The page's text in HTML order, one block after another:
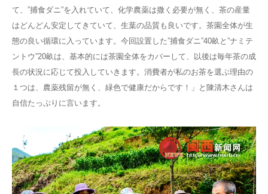
て、”捕食ダニ”を入れていて、化学農薬は撒く必要が無く、茶の産量
はどんどん安定してきていて、生葉の品質も良いです。茶園全体が生
態の良い循環に入っています。今回設置した”捕食ダニ”40畝と”ナミテ
ントウ”20畝は、基本的には茶園全体をカバーして、以後は毎年茶の成
長の状況に応じて投入していきます。消費者が私のお茶を選ぶ理由の
１つは、農薬残留が無く、緑色で健康だからです！」と陳清木さんは
自信たっぷりに言います。